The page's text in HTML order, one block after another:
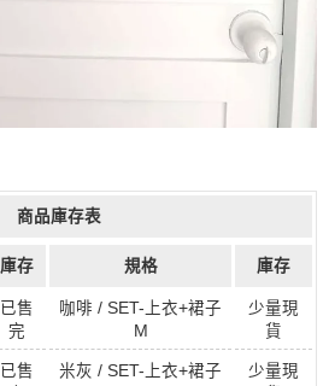
商品庫存表
庫存 規格 庫存
已售
完
咖啡 / SET-上衣+裙子
M
少量現
貨
已售
米灰 / SET-上衣+裙子
少量現